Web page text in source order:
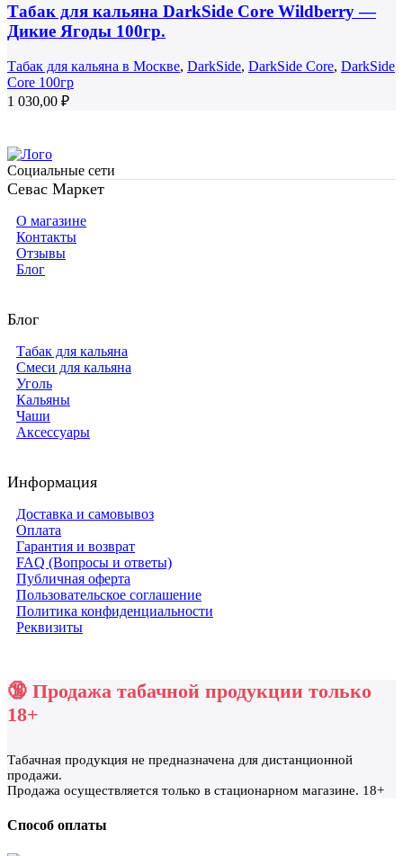
Табак для кальяна DarkSide Core Wildberry —
Дикие Ягоды 100гр.
Табак для кальяна в Москве, DarkSide, DarkSide Core, DarkSide
Core 100гр
1 030,00 ₽
Социальные сети
Севас Маркет
О магазине
Контакты
Отзывы
Блог
Блог
Табак для кальяна
Смеси для кальяна
Уголь
Кальяны
Чаши
Аксессуары
Информация
Доставка и самовывоз
Оплата
Гарантия и возврат
FAQ (Вопросы и ответы)
Публичная оферта
Пользовательское соглашение
Политика конфиденциальности
Реквизиты
🔞 Продажа табачной продукции только
18+
Табачная продукция не предназначена для дистанционной
продажи.
Продажа осуществляется только в стационарном магазине. 18+
Способ оплаты